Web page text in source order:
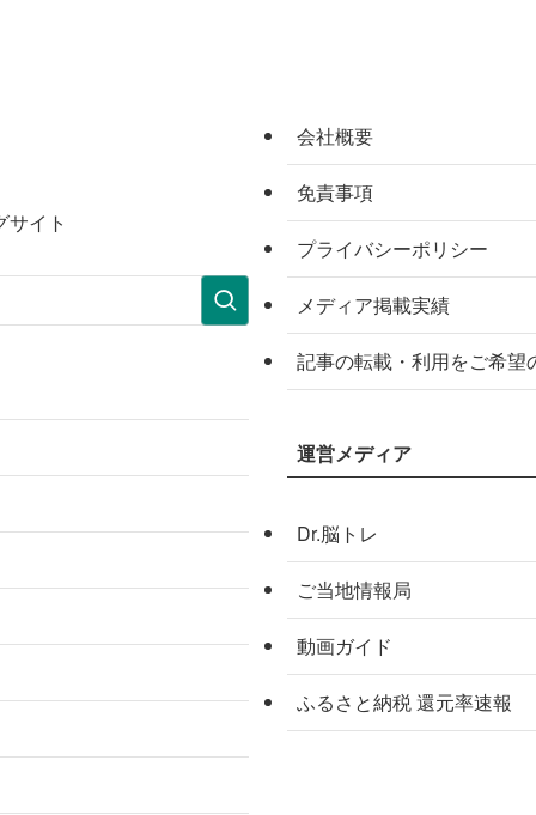
イト
会社概要
免責事項
プライバシーポリシー
メディア掲載実績
記事の転載・利用をご希望
運営メディア
Dr.脳トレ
ご当地情報局
動画ガイド
ふるさと納税 還元率速報